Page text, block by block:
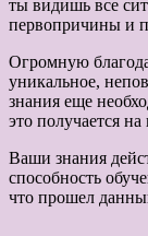
ты видишь все
первопричины и
Огромную
уникальное,
знания еще
это получается на
Ваши знания
способность
что прошел